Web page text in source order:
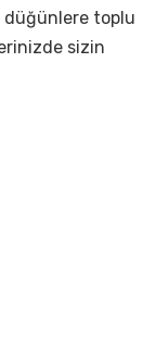
düğünlere toplu
sizin